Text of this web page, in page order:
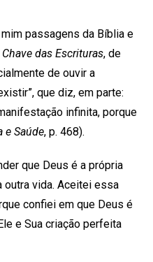
passagens da Bíblia e
das Escrituras, de
de ouvir a
que diz, em parte:
infinita, porque
e Saúde, p. 468).
que Deus é a própria
outra vida. Aceitei essa
confiei em que Deus é
e Sua criação perfeita